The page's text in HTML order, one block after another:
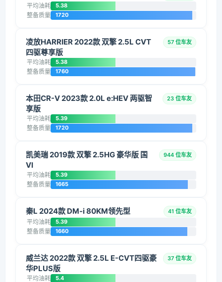
平均油耗 5.38
整备质量 1720
凌放HARRIER 2022款 双擎 2.5L CVT
四驱尊享版
57 位车友
平均油耗 5.38
整备质量 1760
本田CR-V 2023款 2.0L e:HEV 两驱智
享版
23 位车友
平均油耗 5.39
整备质量 1720
凯美瑞 2019款 双擎 2.5HG 豪华版 国
VI
944 位车友
平均油耗 5.39
整备质量 1665
秦L 2024款 DM-i 80KM领先型 41 位车友
平均油耗 5.39
整备质量 1660
威兰达 2022款 双擎 2.5L E-CVT四驱豪
华PLUS版
37 位车友
平均油耗 5.4